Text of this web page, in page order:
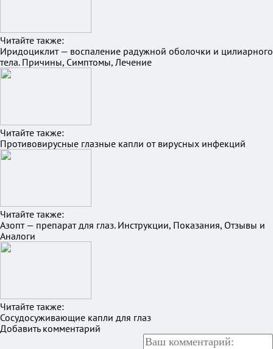
Читайте также:
Иридоциклит — воспаление радужной оболочки и цилиарного
тела. Причины, Симптомы, Лечение
Читайте также:
Противовирусные глазные капли от вирусных инфекций
Читайте также:
Азопт — препарат для глаз. Инструкции, Показания, Отзывы и
Аналоги
Читайте также:
Сосудосуживающие капли для глаз
Добавить комментарий